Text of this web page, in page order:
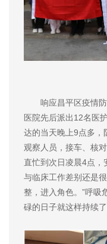
响应昌平区疫情防
医院先后派出12名医
达的当天晚上9点多，
观察人员，接车、核
直忙到次日凌晨4点，
与临床工作差别还是
整，进入角色。”呼吸
碌的日子就这样持续了